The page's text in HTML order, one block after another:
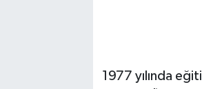
1977 yılında